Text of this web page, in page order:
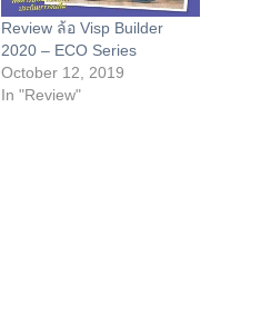
Review ล้อ Visp Builder
2020 – ECO Series
October 12, 2019
In "Review"